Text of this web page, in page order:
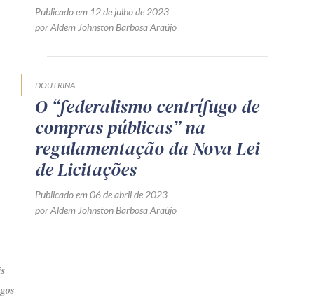
Publicado em 12 de julho de 2023
por Aldem Johnston Barbosa Araújo
DOUTRINA
O “federalismo centrífugo de
compras públicas” na
regulamentação da Nova Lei
de Licitações
Publicado em 06 de abril de 2023
por Aldem Johnston Barbosa Araújo